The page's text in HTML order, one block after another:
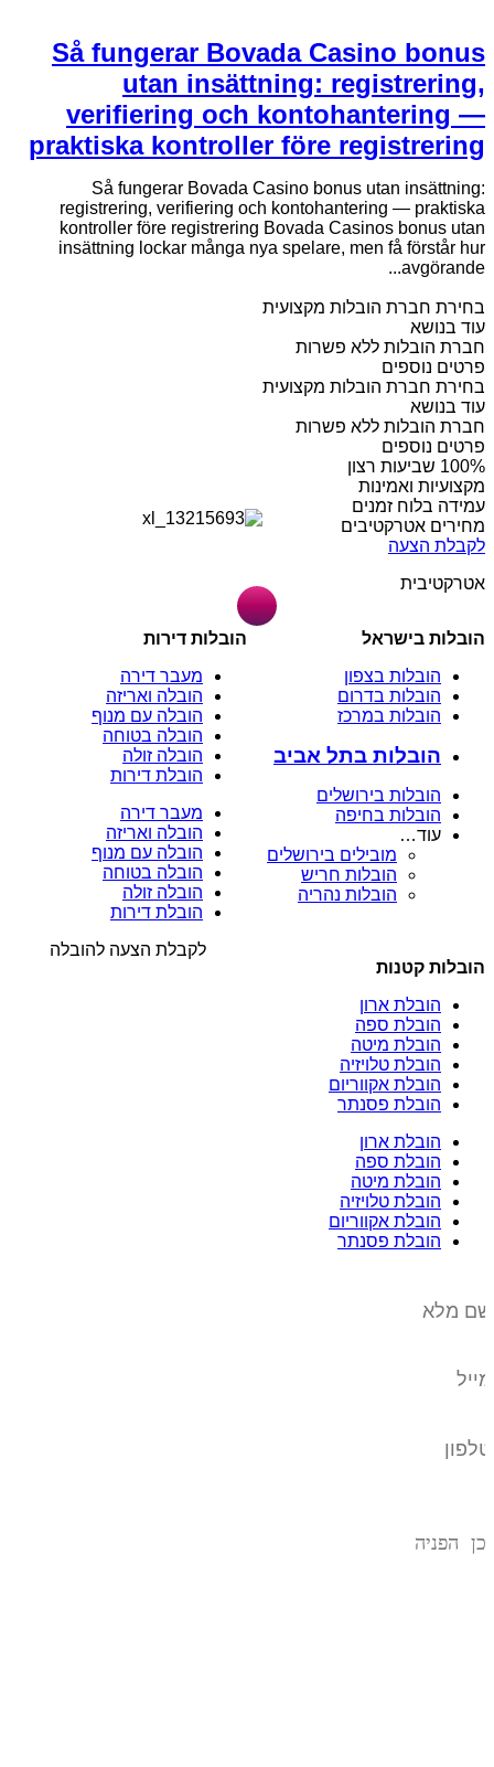
Så fungerar Bovada Casino bonus
utan insättning: registrering,
verifiering och kontohantering —
praktiska kontroller före registrering
Så fungerar Bovada Casino bonus utan insättning:
registrering, verifiering och kontohantering — praktiska
kontroller före registrering Bovada Casinos bonus utan
insättning lockar många nya spelare, men få förstår hur
avgörande...
בחירת חברת הובלות מקצועית
עוד בנושא
חברת הובלות ללא פשרות
פרטים נוספים
בחירת חברת הובלות מקצועית
עוד בנושא
חברת הובלות ללא פשרות
פרטים נוספים
מקצועיות ואמינות
עמידה בלוח זמנים
מחירים אטרקטיבים
לקבלת הצעה
אטרקטיבית
הובלות בישראל
הובלות בצפון
הובלות בדרום
הובלות במרכז
הובלות בתל אביב
הובלות בירושלים
הובלות בחיפה
עוד…
מובילים בירושלים
הובלות חריש
הובלות נהריה
הובלות דירות
מעבר דירה
הובלה ואריזה
הובלה עם מנוף
הובלה בטוחה
הובלה זולה
הובלת דירות
מעבר דירה
הובלה ואריזה
הובלה עם מנוף
הובלה בטוחה
הובלה זולה
הובלת דירות
הובלות קטנות
הובלת ארון
הובלת ספה
הובלת מיטה
הובלת טלויזיה
הובלת אקווריום
הובלת פסנתר
הובלת ארון
הובלת ספה
הובלת מיטה
הובלת טלויזיה
הובלת אקווריום
הובלת פסנתר
לקבלת הצעה להובלה